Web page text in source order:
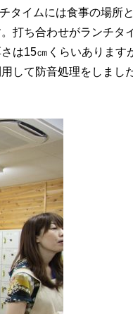
タイムには食事の場所
打ち合わせがランチタ
は15㎝くらいあります
して防音処理をしました